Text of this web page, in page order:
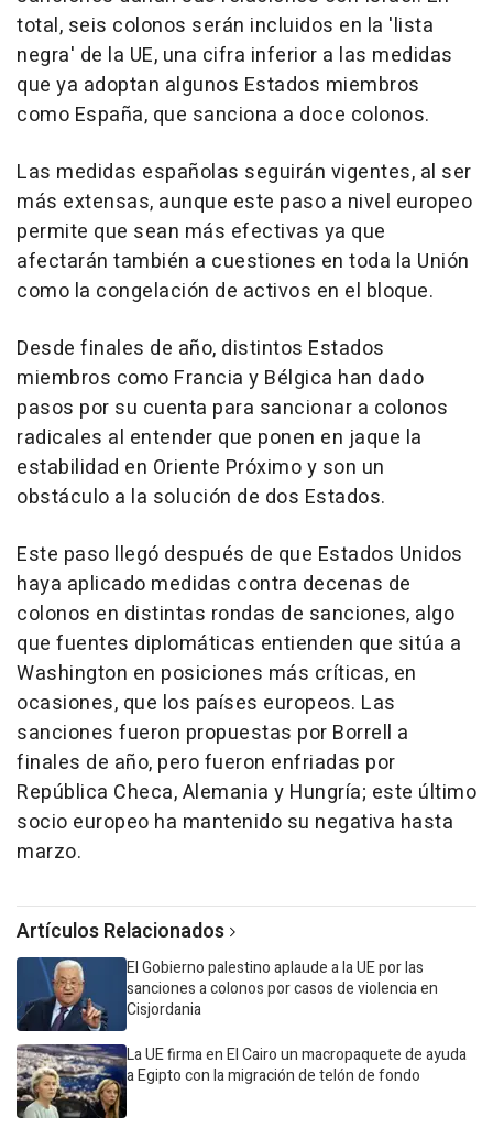
total, seis colonos serán incluidos en la 'lista
negra' de la UE, una cifra inferior a las medidas
que ya adoptan algunos Estados miembros
como España, que sanciona a doce colonos.
Las medidas españolas seguirán vigentes, al ser
más extensas, aunque este paso a nivel europeo
permite que sean más efectivas ya que
afectarán también a cuestiones en toda la Unión
como la congelación de activos en el bloque.
Desde finales de año, distintos Estados
miembros como Francia y Bélgica han dado
pasos por su cuenta para sancionar a colonos
radicales al entender que ponen en jaque la
estabilidad en Oriente Próximo y son un
obstáculo a la solución de dos Estados.
Este paso llegó después de que Estados Unidos
haya aplicado medidas contra decenas de
colonos en distintas rondas de sanciones, algo
que fuentes diplomáticas entienden que sitúa a
Washington en posiciones más críticas, en
ocasiones, que los países europeos. Las
sanciones fueron propuestas por Borrell a
finales de año, pero fueron enfriadas por
República Checa, Alemania y Hungría; este último
socio europeo ha mantenido su negativa hasta
marzo.
Artículos Relacionados
El Gobierno palestino aplaude a la UE por las
sanciones a colonos por casos de violencia en
Cisjordania
La UE firma en El Cairo un macropaquete de ayuda
a Egipto con la migración de telón de fondo